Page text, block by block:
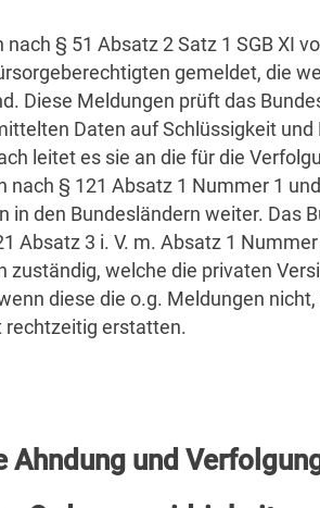
§ 51 Absatz 2 Satz 1 SGB XI
gemeldet, die
Diese Meldungen prüft das
Daten auf Schlüssigkeit und
leitet es sie an die für die
nach § 121 Absatz 1 Nummer 1
in den Bundesländern weiter. Das
Absatz 3 i. V. m. Absatz 1 Nummer
zuständig, welche die privaten
diese die o.g. Meldungen
rechtzeitig erstatten.
Ahndung und